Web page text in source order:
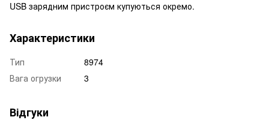
USB зарядним пристроєм купуються окремо.
Характеристики
Тип
8974
Вага огрузки
3
Відгуки